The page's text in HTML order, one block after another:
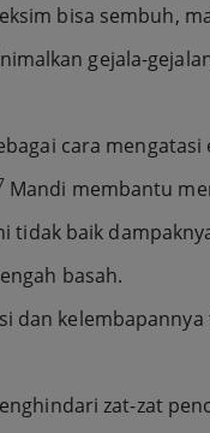
bisa sembuh,
gejala-
cara
Mandi membantu
baik
basah.
dan
zat-zat